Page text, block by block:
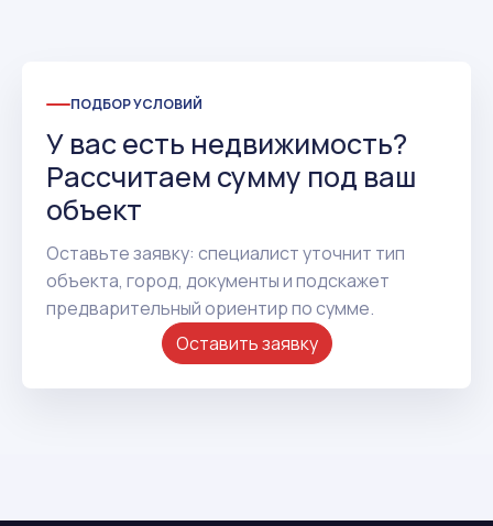
ПОДБОР УСЛОВИЙ
У вас есть недвижимость?
Рассчитаем сумму под ваш
объект
Оставьте заявку: специалист уточнит тип
объекта, город, документы и подскажет
предварительный ориентир по сумме.
Оставить заявку